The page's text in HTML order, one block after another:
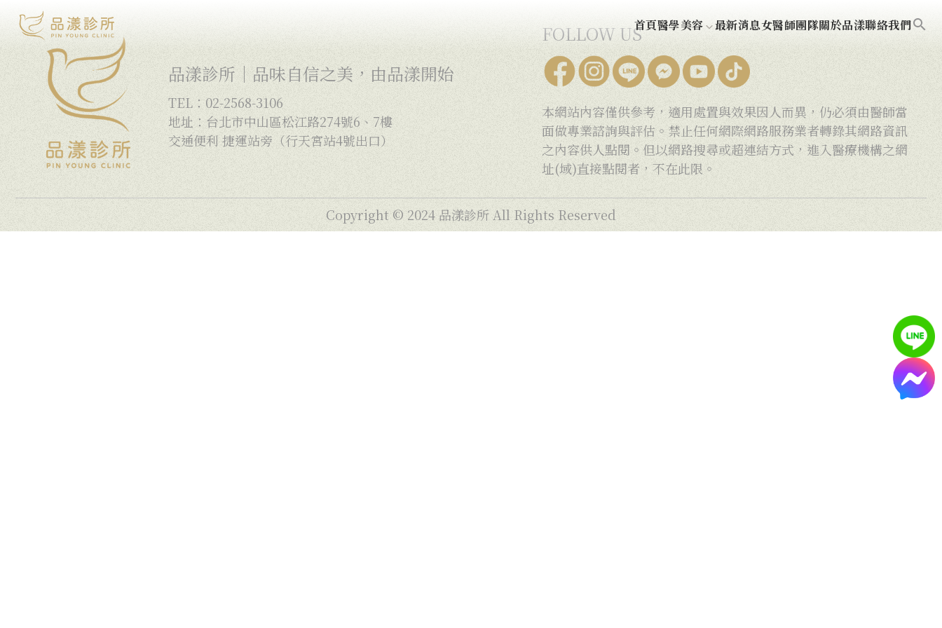
首頁醫學美容 最新消息女醫師團隊關於品漾聯絡我們search
品漾診所｜品味自信之美，由品漾開始
TEL：02-2568-3106
地址：台北市中山區松江路274號6、7樓
交通便利 捷運站旁（行天宮站4號出口）
FOLLOW US
本網站內容僅供參考，適用處置與效果因人而異，仍必須由醫師當
面做專業諮詢與評估。禁止任何網際網路服務業者轉錄其網路資訊
之內容供人點閱。但以網路搜尋或超連結方式，進入醫療機構之網
址(域)直接點閱者，不在此限。
Copyright © 2024 品漾診所 All Rights Reserved